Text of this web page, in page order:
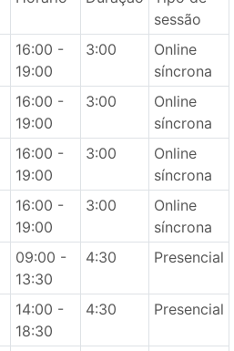
sessão
16:00 -
19:00
3:00
Online
síncrona
16:00 -
19:00
3:00
Online
síncrona
16:00 -
19:00
3:00
Online
síncrona
16:00 -
19:00
3:00
Online
síncrona
09:00 -
13:30
4:30 Presencial
14:00 -
18:30
4:30 Presencial